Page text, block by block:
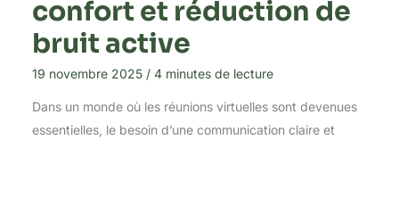
confort et réduction de
bruit active
19 novembre 2025 / 4 minutes de lecture
Dans un monde où les réunions virtuelles sont devenues
essentielles, le besoin d’une communication claire et